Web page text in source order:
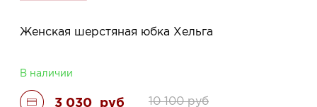
Женская шерстяная юбка Хельга
В наличии
3 030 руб 10 100 руб